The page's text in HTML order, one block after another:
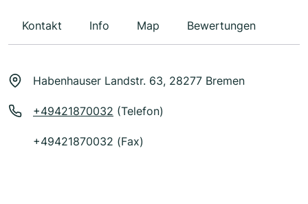
Kontakt Info Map Bewertungen
Habenhauser Landstr. 63, 28277 Bremen
+49421870032 (Telefon)
+49421870032 (Fax)